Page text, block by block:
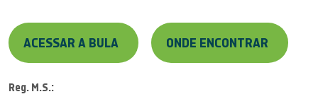
ACESSAR A BULA ONDE ENCONTRAR
Reg. M.S.: